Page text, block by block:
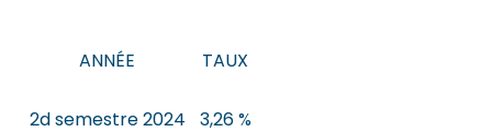
électronique
ANNÉE TAUX
2d semestre 2024 3,26 %